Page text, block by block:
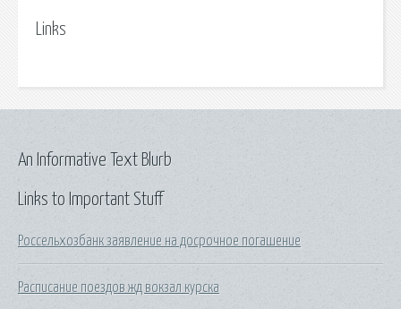
Links
Links to Important Stuff
Россельхозбанк заявление на досрочное погашение
Расписание поездов жд вокзал курска
An Informative Text Blurb